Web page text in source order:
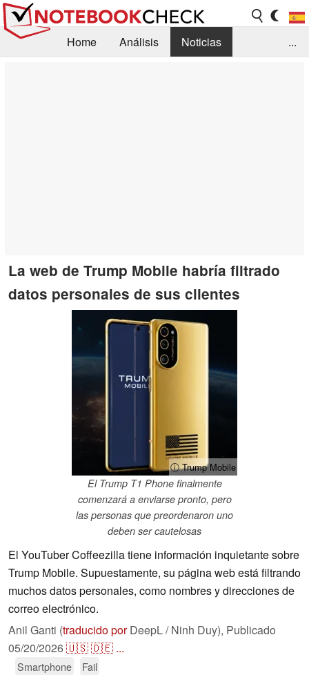
Home Análisis
Noticias
...
La web de Trump Mobile habría filtrado
datos personales de sus clientes
ⓘ Trump Mobile
El Trump T1 Phone finalmente
comenzará a enviarse pronto, pero
las personas que preordenaron uno
deben ser cautelosas
El YouTuber Coffeezilla tiene información inquietante sobre
Trump Mobile. Supuestamente, su página web está filtrando
muchos datos personales, como nombres y direcciones de
correo electrónico.
Anil Ganti (traducido porDeepL / Ninh Duy), Publicado
05/20/2026🇺🇸🇩🇪 ...
Smartphone Fail